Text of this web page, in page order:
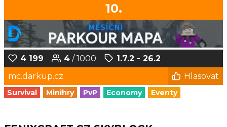
10.
4 199 4 / 1000
1.7.2 - 26.2
mc.darkup.cz
Hlasovat
Survival Minihry PvP Economy Eventy